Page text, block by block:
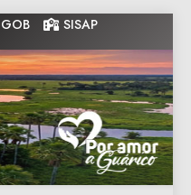
SISAP
Guarico
de Guarico